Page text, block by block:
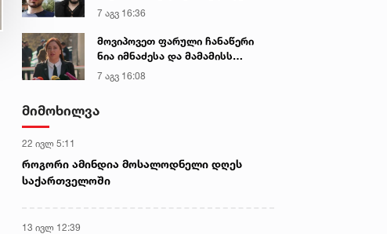
ადამიანისთვის ინფორმაციის
მიწოდება, რომ მასწავლებელი
სექსუალურად ავიწროებდა,
ფაქტობრივად, წაქეზება იყო -
7 აგვ 16:36
მოვიპოვეთ ფარული ჩანაწერი
ნია იმნაძესა და მამამისს
შორის, განიხილავდნენ, როგორ
ჩაიდინა გაბაშვილმა დანაშაული
არასწორად მოიქცა, თუმცა
ეპოქაში სხვანაირად ხდება -
პროკურორი
7 აგვ 16:08
მიმოხილვა
22 ივლ 5:11
როგორი ამინდია მოსალოდნელი დღეს
საქართველოში
13 ივლ 12:39